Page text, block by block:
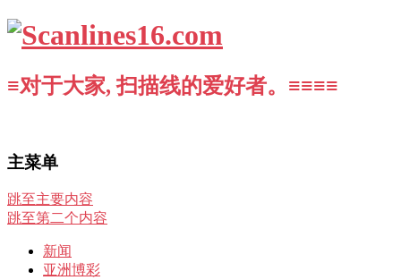
≡对于大家, 扫描线的爱好者。≡≡≡≡
主菜单
跳至主要内容
跳至第二个内容
新闻
亚洲博彩